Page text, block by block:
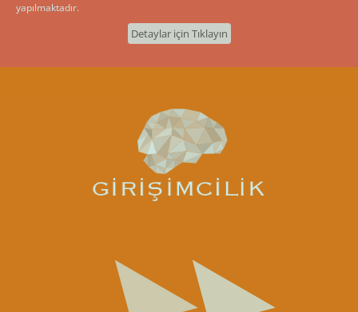
yapılmaktadır.
Detaylar için Tıklayın